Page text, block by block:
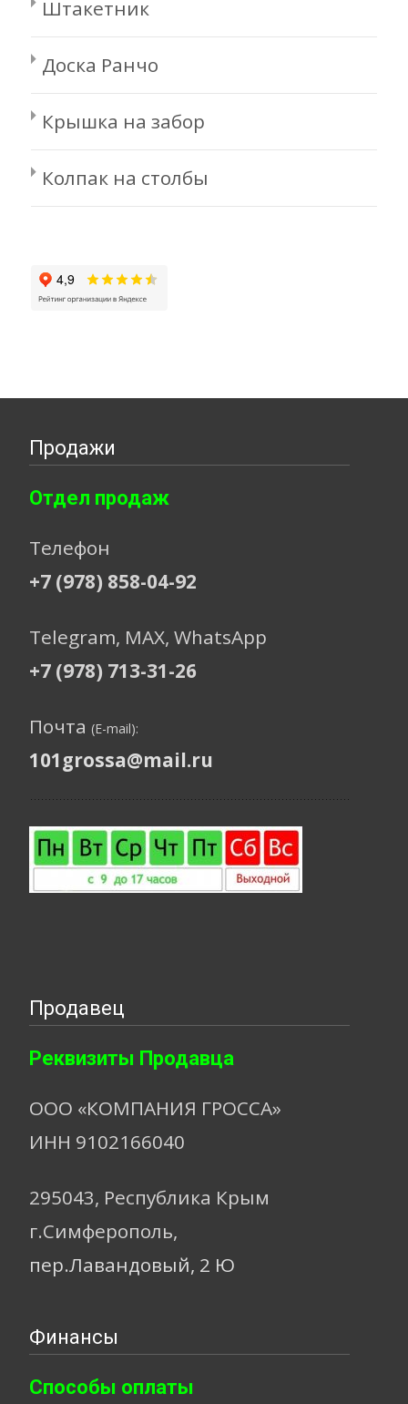
Штакетник
Доска Ранчо
Крышка на забор
Колпак на столбы
Продажи
Отдел продаж
Телефон
+7 (978) 858-04-92
Telegram, МАХ, WhatsApp
+7 (978) 713-31-26
Почта (E-mail):
101grossa@mail.ru
Продавец
Реквизиты Продавца
ООО «КОМПАНИЯ ГРОССА»
ИНН 9102166040
295043, Республика Крым
г.Симферополь,
пер.Лавандовый, 2 Ю
Финансы
Способы оплаты